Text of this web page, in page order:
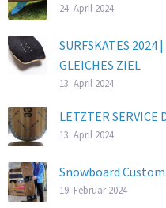
24. April 2024
SURFSKATES 2024
GLEICHES ZIEL
13. April 2024
LETZTER SERVICE
13. April 2024
Snowboard
19. Februar 2024